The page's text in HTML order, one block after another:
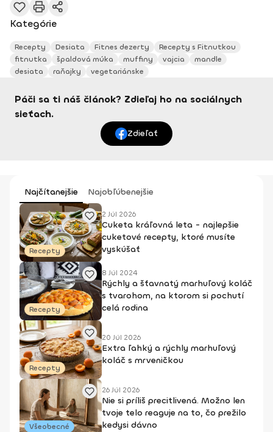
Kategórie
Recepty Desiata Fitnes dezerty
Recepty s Fitnutkou
fitnutka
špaldová múka muffiny vajcia
mandle
desiata
raňajky vegetariánske
Páči sa ti náš článok? Zdieľaj ho na sociálnych
sieťach.
Zdieľať
Najčítanejšie Najobľúbenejšie
Recepty
2 Júl 2026
Cuketa kráľovná leta - najlepšie
cuketové recepty, ktoré musíte
vyskúšať
Recepty
8 Júl 2024
Rýchly a šťavnatý marhuľový koláč
s tvarohom, na ktorom si pochutí
celá rodina
Recepty
20 Júl 2026
Extra ľahký a rýchly marhuľový
koláč s mrveničkou
Všeobecné
26 Júl 2026
Nie si príliš precitlivená. Možno len
tvoje telo reaguje na to, čo prežilo
kedysi dávno